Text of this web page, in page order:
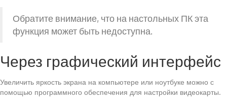
Обратите внимание, что на настольных ПК эта
функция может быть недоступна.
Через графический интерфейс
Увеличить яркость экрана на компьютере или ноутбуке можно с
помощью программного обеспечения для настройки видеокарты.